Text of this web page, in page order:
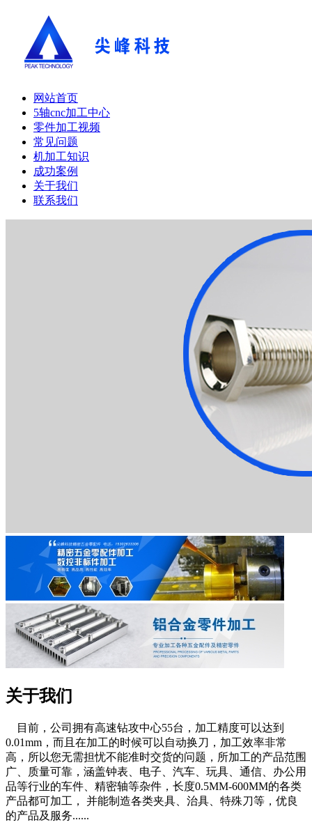
网站首页
5轴cnc加工中心
零件加工视频
常见问题
机加工知识
成功案例
关于我们
联系我们
关于我们
目前，公司拥有高速钻攻中心55台，加工精度可以达到
0.01mm，而且在加工的时候可以自动换刀，加工效率非常
高，所以您无需担忧不能准时交货的问题，所加工的产品范围
广、质量可靠，涵盖钟表、电子、汽车、玩具、通信、办公用
品等行业的车件、精密轴等杂件，长度0.5MM-600MM的各类
产品都可加工， 并能制造各类夹具、治具、特殊刀等，优良
的产品及服务......